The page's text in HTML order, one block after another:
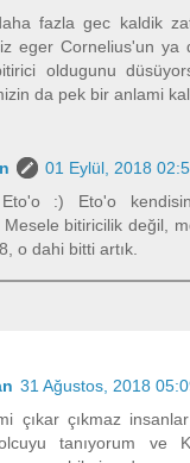
fazla gec kaldik
eger Cornelius'un ya
oldugunu
da pek bir anlami
01 Eylül, 2018
:) Eto'o
Mesele bitiricilik değil,
o dahi bitti artık.
31 Ağustos, 2018
çıkar çıkmaz
tanıyorum ve